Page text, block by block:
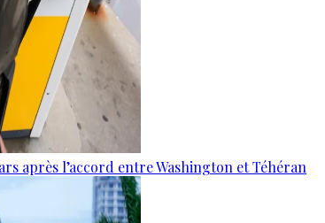
après l’accord entre Washington et Téhéran